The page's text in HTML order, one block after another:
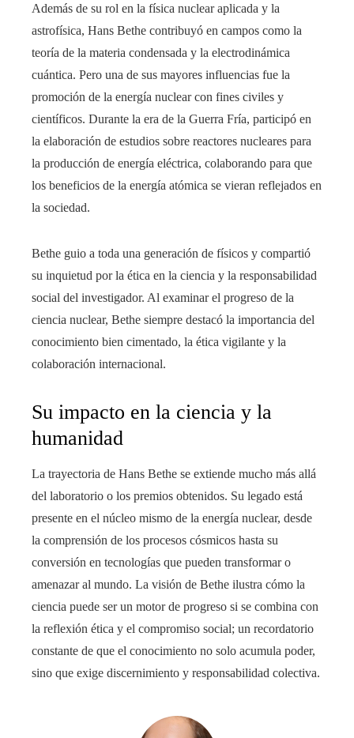
Además de su rol en la física nuclear aplicada y la
astrofísica, Hans Bethe contribuyó en campos como la
teoría de la materia condensada y la electrodinámica
cuántica. Pero una de sus mayores influencias fue la
promoción de la energía nuclear con fines civiles y
científicos. Durante la era de la Guerra Fría, participó en
la elaboración de estudios sobre reactores nucleares para
la producción de energía eléctrica, colaborando para que
los beneficios de la energía atómica se vieran reflejados en
la sociedad.
Bethe guio a toda una generación de físicos y compartió
su inquietud por la ética en la ciencia y la responsabilidad
social del investigador. Al examinar el progreso de la
ciencia nuclear, Bethe siempre destacó la importancia del
conocimiento bien cimentado, la ética vigilante y la
colaboración internacional.
Su impacto en la ciencia y la
humanidad
La trayectoria de Hans Bethe se extiende mucho más allá
del laboratorio o los premios obtenidos. Su legado está
presente en el núcleo mismo de la energía nuclear, desde
la comprensión de los procesos cósmicos hasta su
conversión en tecnologías que pueden transformar o
amenazar al mundo. La visión de Bethe ilustra cómo la
ciencia puede ser un motor de progreso si se combina con
la reflexión ética y el compromiso social; un recordatorio
constante de que el conocimiento no solo acumula poder,
sino que exige discernimiento y responsabilidad colectiva.